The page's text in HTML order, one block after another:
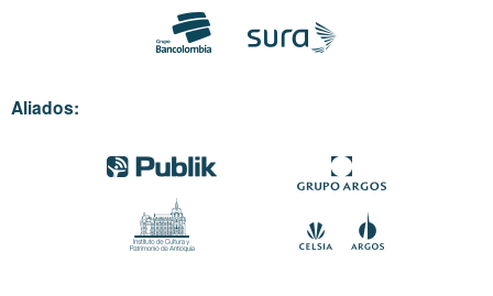
Aliados: